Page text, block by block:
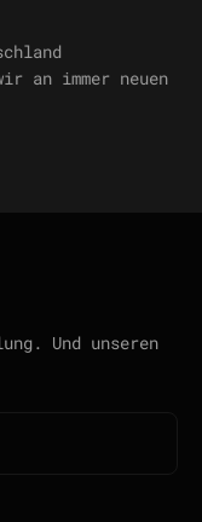
an immer neuen
12
Element 3
Element 4
Und unseren